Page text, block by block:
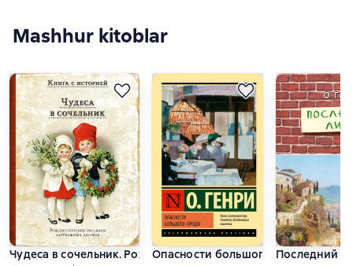
Mashhur kitoblar
Чудеса в сочельник. Рождественские рассказы зарубежных
Опасности большого города
Последний